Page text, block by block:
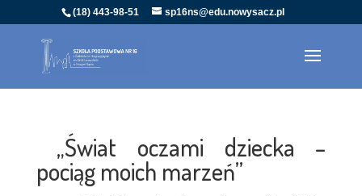
(18) 443-98-51 sp16ns@edu.nowysacz.pl
„Świat oczami dziecka –
pociąg moich marzeń”